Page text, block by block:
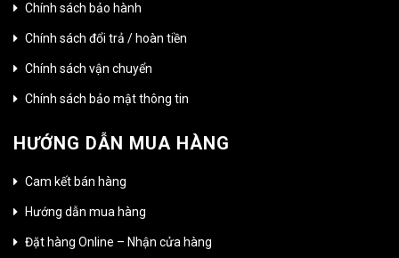
Chính sách bảo hành
Chính sách đổi trả / hoàn tiền
Chính sách vận chuyển
Chính sách bảo mật thông tin
HƯỚNG DẪN MUA HÀNG
Cam kết bán hàng
Hướng dẫn mua hàng
Đặt hàng Online – Nhận cửa hàng